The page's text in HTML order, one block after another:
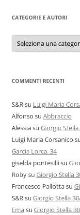
CATEGORIE E AUTORI
Categorie
autori
COMMENTI RECENTI
S&Rsu Luigi Maria
Alfonso su Abbraccio
Alessiasu Giorgio
Luigi Maria Corsanico
Garcìa Lorca. 34
giselda pontesillisu
Robysu Giorgio Stella
Francesco Pallottasu
S&Rsu Giorgio Stella
Ema su Giorgio Stella